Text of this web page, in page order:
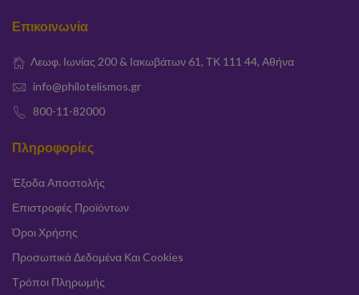
Επικοινωνία
Λεωφ. Ιωνίας 200 & Ιακωβάτων 61, ΤΚ 111 44, Αθήνα
info@philotelismos.gr
800-11-82000
Πληροφορίες
Έξοδα Αποστολής
Επιστροφές Προϊόντων
Όροι Χρήσης
Προσωπικά Δεδομένα Και Cookies
Τρόποι Πληρωμής